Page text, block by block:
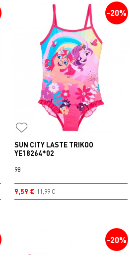
-20%
SUN CITY LASTE TRIKOO
YE18264*02
9,59 € 11,99 €
98
-20%